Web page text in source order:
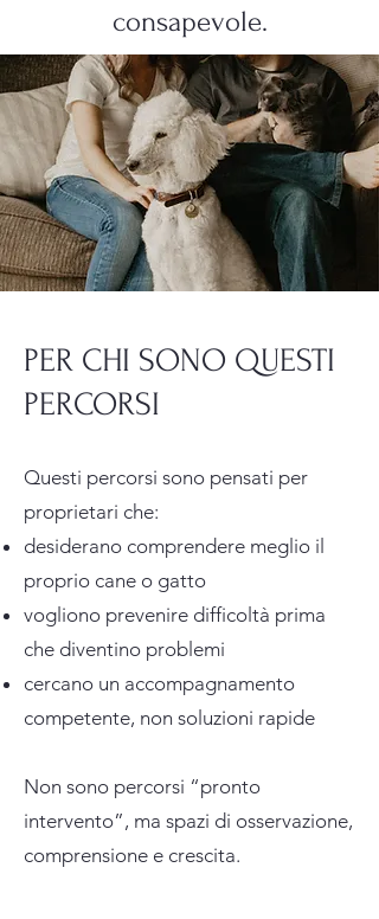
consapevole.
PER CHI SONO QUESTI
PERCORSI
Questi percorsi sono pensati per
proprietari che:
desiderano comprendere meglio il
proprio cane o gatto
vogliono prevenire difficoltà prima
che diventino problemi
cercano un accompagnamento
competente, non soluzioni rapide
Non sono percorsi “pronto
intervento”, ma spazi di osservazione,
comprensione e crescita.